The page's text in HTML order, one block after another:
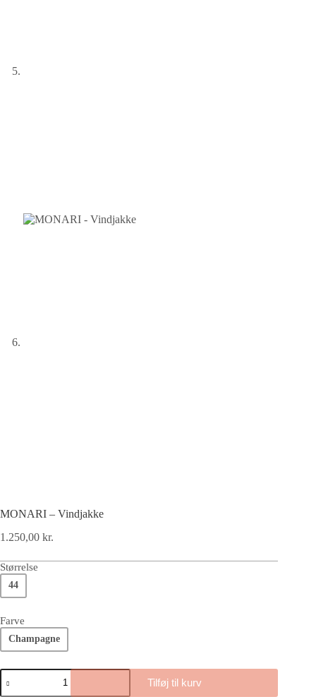
MONARI – Vindjakke
1.250,00 kr.
Størrelse
44
Farve
Champagne
Tilføj til kurv